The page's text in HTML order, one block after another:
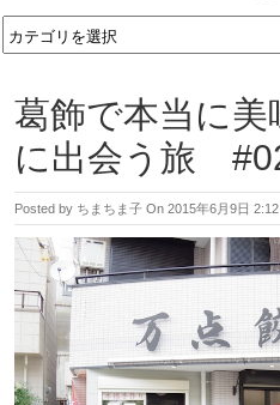
葛飾で本当に美
に出会う旅
Posted by ちまちま子 On 2015年6月9日